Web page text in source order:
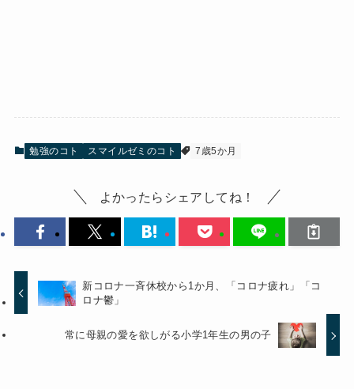
勉強のコト スマイルゼミのコト 7歳5か月
よかったらシェアしてね！
新コロナ一斉休校から1か月、「コロナ疲れ」「コ
ロナ鬱」
常に母親の愛を欲しがる小学1年生の男の子